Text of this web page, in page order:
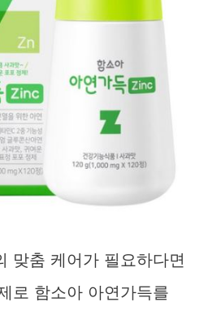
e
맞춤 케어가 필요하다면
로 함소아 아연가득를